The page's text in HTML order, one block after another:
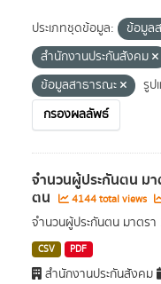
ประเภทชุดข้อมูล: ข้อมูล
สำนักงานประกันสังคม
ข้อมูลสาธารณะ
รูป
กรองผลลัพธ์
จำนวนผู้ประกันตน ม
ตน 4144 total views
จำนวนผู้ประกันตน มาตร
CSV PDF
สำนักงานประกันสังคม